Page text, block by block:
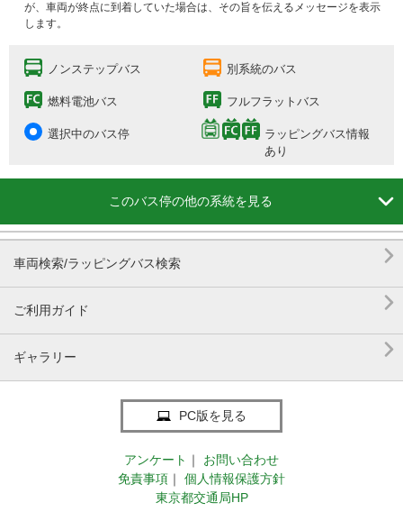
が、車両が終点に到着していた場合は、その旨を伝えるメッセージを表示
します。
ノンステップバス 別系統のバス
燃料電池バス フルフラットバス
選択中のバス停
ラッピングバス情報
あり
このバス停の他の系統を見る 
車両検索/ラッピングバス検索 
ご利用ガイド 
ギャラリー 
PC版を見る
アンケート ｜
お問い合わせ
免責事項 ｜
個人情報保護方針
東京都交通局HP